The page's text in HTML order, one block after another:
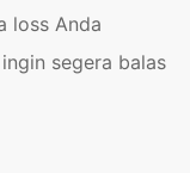
loss Anda
segera balas